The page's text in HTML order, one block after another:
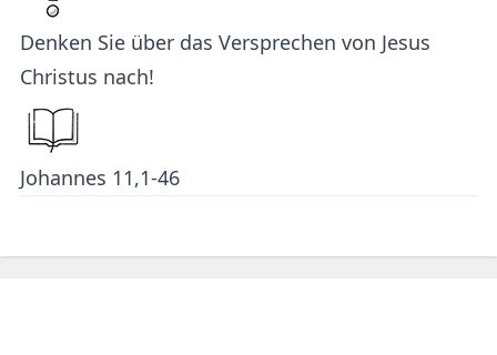
Denken Sie über das Versprechen von Jesus
Christus nach!
Johannes 11,1-46